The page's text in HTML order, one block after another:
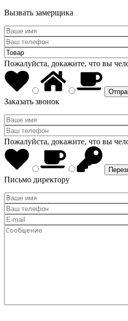
Вызвать замерщика
Пожалуйста, докажите, что вы
Заказать звонок
Пожалуйста, докажите, что вы
Письмо директору